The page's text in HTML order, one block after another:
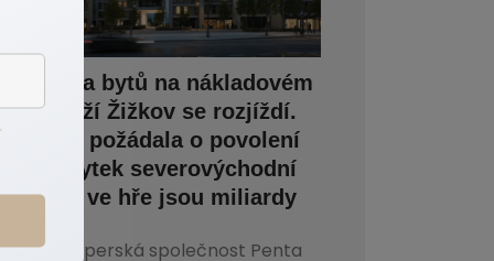
Stavba bytů na nákladovém
nádraží Žižkov se rozjíždí.
Penta požádala o povolení
na zbytek severovýchodní
části, ve hře jsou miliardy
Developerská společnost Penta